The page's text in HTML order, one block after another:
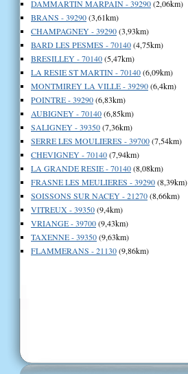
DAMMARTIN MARPAIN - 39290(2,06km)
BRANS - 39290(3,61km)
CHAMPAGNEY - 39290(3,93km)
BARD LES PESMES - 70140(4,75km)
BRESILLEY - 70140(5,47km)
LA RESIE ST MARTIN - 70140(6,09km)
MONTMIREY LA VILLE - 39290(6,4km)
POINTRE - 39290(6,83km)
AUBIGNEY - 70140(6,85km)
SALIGNEY - 39350(7,36km)
SERRE LES MOULIERES - 39700(7,54km)
CHEVIGNEY - 70140(7,94km)
LA GRANDE RESIE - 70140(8,08km)
FRASNE LES MEULIERES - 39290(8,39km)
SOISSONS SUR NACEY - 21270(8,66km)
VITREUX - 39350(9,4km)
VRIANGE - 39700(9,43km)
TAXENNE - 39350(9,63km)
FLAMMERANS - 21130(9,86km)